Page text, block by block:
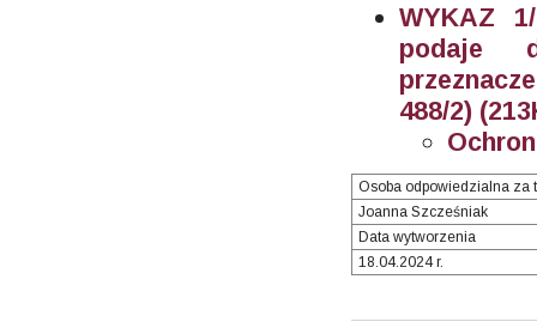
WYKAZ
podaje
488/2)
Osoba odpowiedzialna za
Joanna Szcześniak
Data wytworzenia
18.04.2024 r.